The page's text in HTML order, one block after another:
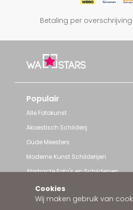
Cookies
Wij maken gebruik van
Betaling per
Populair
Alle Fotokunst
Akoestisch Schilderij
Oude Meesters
Moderne Kunst Schilderijen
Abstracte Foto's en Schilderijen
Pop Art schilderijen
Art Frame van Wallstars